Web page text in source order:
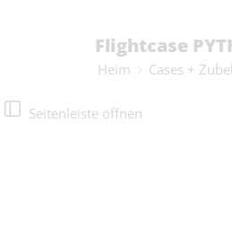
Flightcase
Heim Cases +
Seitenleiste öffnen